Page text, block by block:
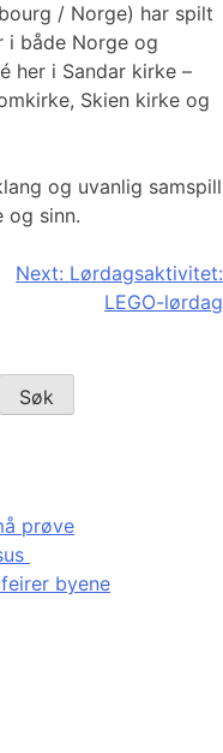
/ Norge) har spilt
i både Norge og
her i Sandar kirke –
Skien kirke og
og uvanlig samspill
og sinn.
Next: Lørdagsaktivitet:
LEGO-lørdag
Søk
prøve
byene